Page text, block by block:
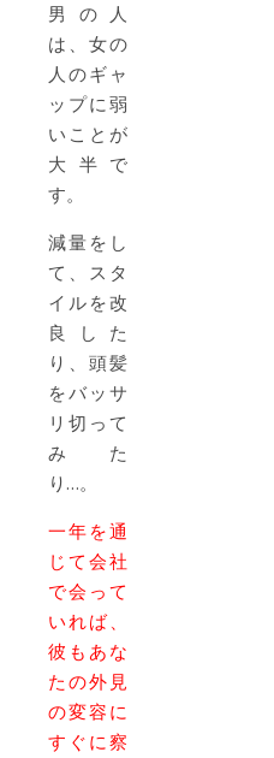
男の人
は、女の
人のギャ
ップに弱
いことが
大半で
す。
減量をし
て、スタ
イルを改
良した
り、頭髪
をバッサ
リ切って
みた
り…。
一年を通
じて会社
で会って
いれば、
彼もあな
たの外見
の変容に
すぐに察